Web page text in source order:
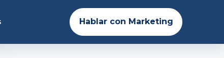
Hablar con Marketing